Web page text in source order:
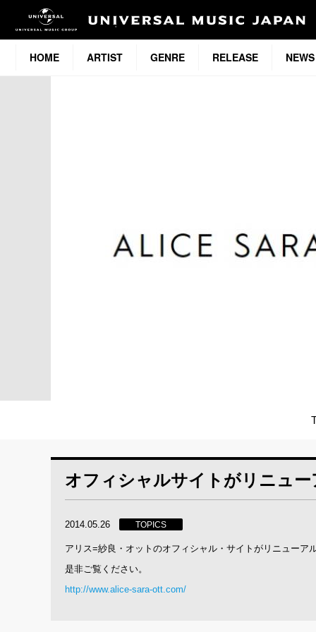
HOME ARTIST GENRE RELEASE NEWS
オフィシャルサイトがリニュー
2014.05.26 TOPICS
アリス=紗良・オットのオフィシャル・サイトがリニューア
是非ご覧ください。
http://www.alice-sara-ott.com/